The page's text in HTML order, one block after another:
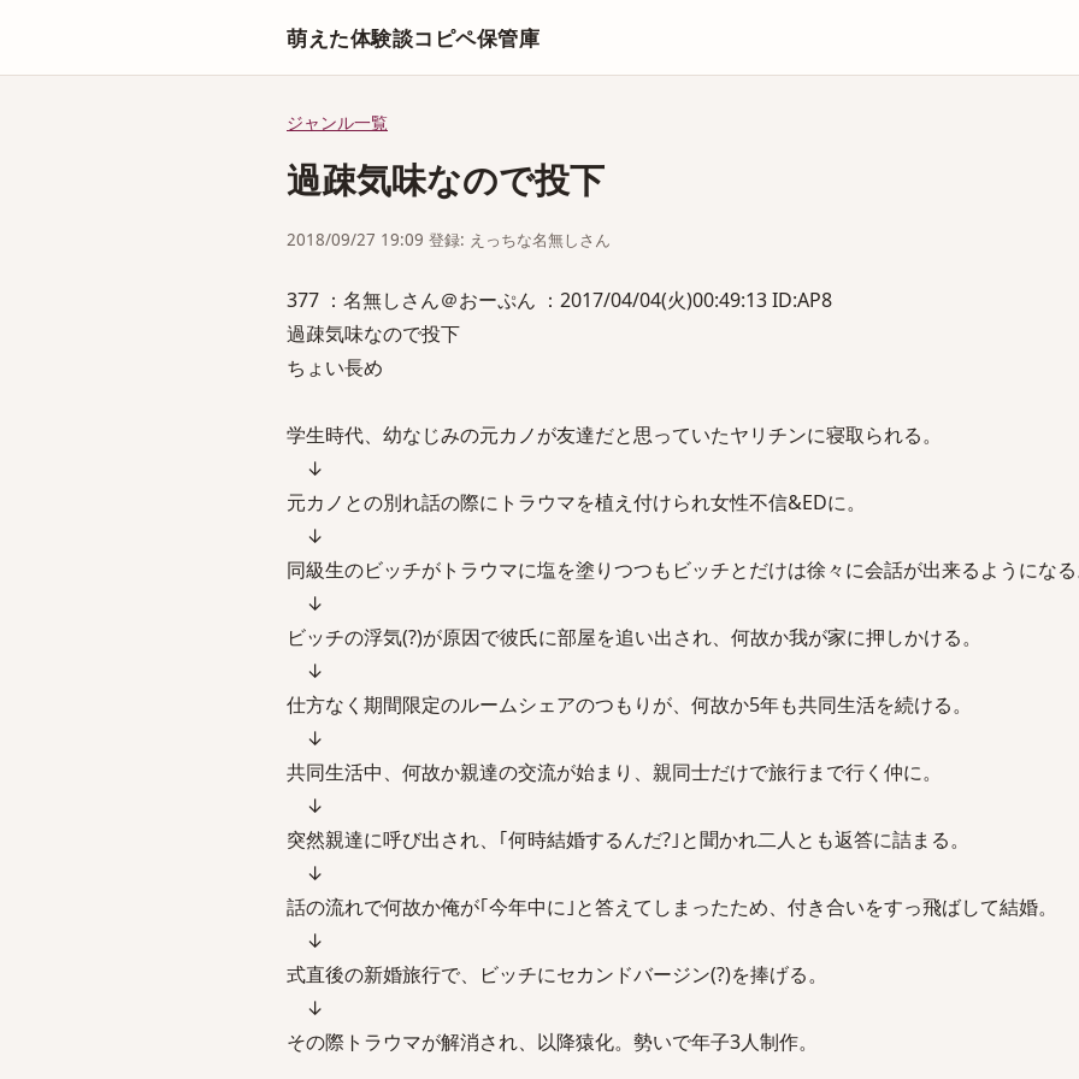
萌えた体験談コピペ保管庫
ジャンル一覧
過疎気味なので投下
2018/09/27 19:09 登録: えっちな名無しさん
377 ：名無しさん＠おーぷん ：2017/04/04(火)00:49:13 ID:AP8
過疎気味なので投下
ちょい長め
学生時代、幼なじみの元カノが友達だと思っていたヤリチンに寝取られる。
↓
元カノとの別れ話の際にトラウマを植え付けられ女性不信&EDに。
↓
同級生のビッチがトラウマに塩を塗りつつもビッチとだけは徐々に会話が出来るようにな
↓
ビッチの浮気(?)が原因で彼氏に部屋を追い出され、何故か我が家に押しかける。
↓
仕方なく期間限定のルームシェアのつもりが、何故か5年も共同生活を続ける。
↓
共同生活中、何故か親達の交流が始まり、親同士だけで旅行まで行く仲に。
↓
突然親達に呼び出され、｢何時結婚するんだ?｣と聞かれ二人とも返答に詰まる。
↓
話の流れで何故か俺が｢今年中に｣と答えてしまったため、付き合いをすっ飛ばして結婚。
↓
式直後の新婚旅行で、ビッチにセカンドバージン(?)を捧げる。
↓
その際トラウマが解消され、以降猿化。勢いで年子3人制作。